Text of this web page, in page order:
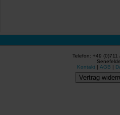
Telefon: +49
Kontakt | AGB |
Vertrag